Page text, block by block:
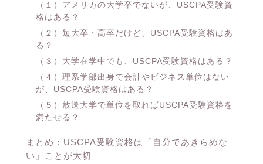
（１）アメリカの大学卒でないが、USCPA受験資
格はある？
（２）短大卒・高卒だけど、USCPA受験資格はあ
る？
（３）大学在学中でも、USCPA受験資格はある？
（４）理系学部出身で会計やビジネス単位はない
が、USCPA受験資格はある？
（５）放送大学で単位を取ればUSCPA受験資格を
満たせる？
まとめ：USCPA受験資格は「自分であきらめな
い」ことが大切